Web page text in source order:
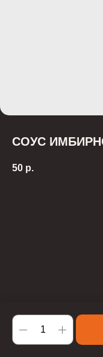
СОУС
50 р.